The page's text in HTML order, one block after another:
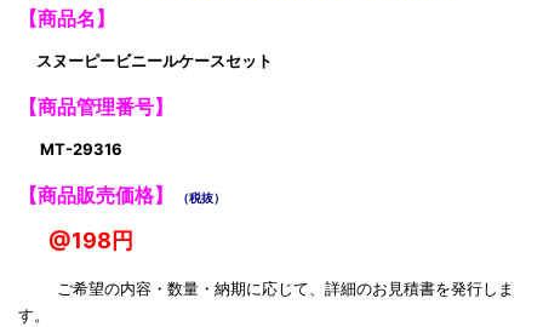
【商品名】
スヌーピービニールケースセット
【商品管理番号】
MT-29316
【商品販売価格】 （税抜）
@198円
ご希望の内容・数量・納期に応じて、詳細のお見積書を発行しま
す。